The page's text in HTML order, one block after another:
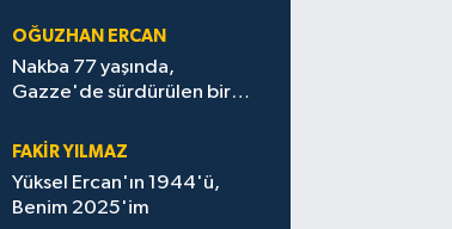
OĞUZHAN ERCAN
Nakba 77 yaşında,
Gazze'de sürdürülen bir
FAKİR YILMAZ
Yüksel Ercan'ın 1944'ü,
Benim 2025'im